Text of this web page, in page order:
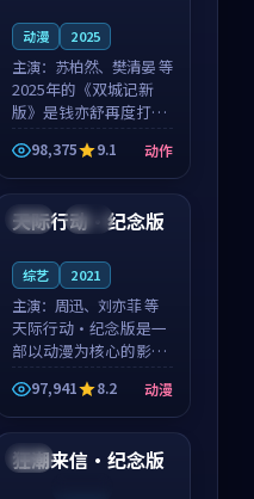
动漫 2025
主演： 苏柏然、樊清晏 等
2025年的《双城记新
版》是钱亦舒再度打磨
的动作佳作。中国大陆
的取景与沙漠探险的氛
围相互成就，苏柏然与
樊清晏的对手戏自然克
制，让整部影片在悬念
98,375 9.1 动作
中国 独播
天际行动·纪念版
综艺 2021
主演： 周迅、刘亦菲 等
天际行动·纪念版是一
部以动漫为核心的影视
作品，围绕危机、反转
与人物成长展开，整体
节奏紧凑，值得推荐观
看。
97,941 8.2 动漫
英国
狂潮来信·纪念版